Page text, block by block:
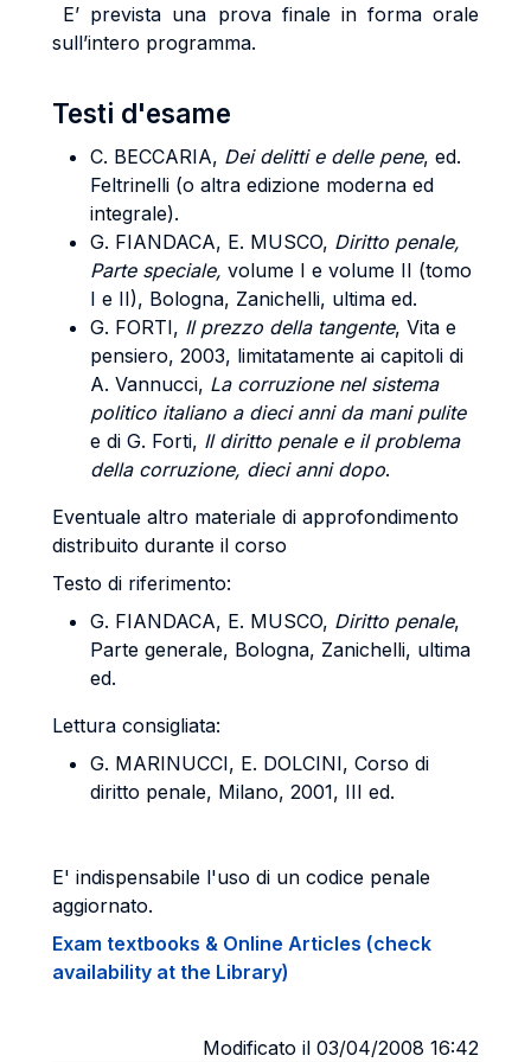
E’ prevista una prova finale in forma orale
sull’intero programma.
Testi d'esame
C. BECCARIA, Dei delitti e delle pene, ed.
Feltrinelli (o altra edizione moderna ed
integrale).
G. FIANDACA, E. MUSCO, Diritto penale,
Parte speciale, volume I e volume II (tomo
I e II), Bologna, Zanichelli, ultima ed.
G. FORTI, Il prezzo della tangente, Vita e
pensiero, 2003, limitatamente ai capitoli di
A. Vannucci, La corruzione nel sistema
politico italiano a dieci anni da mani pulite
e di G. Forti, Il diritto penale e il problema
della corruzione, dieci anni dopo.
Eventuale altro materiale di approfondimento
distribuito durante il corso
Testo di riferimento:
G. FIANDACA, E. MUSCO, Diritto penale,
Parte generale, Bologna, Zanichelli, ultima
ed.
Lettura consigliata:
G. MARINUCCI, E. DOLCINI, Corso di
diritto penale, Milano, 2001, III ed.
E' indispensabile l'uso di un codice penale
aggiornato.
Exam textbooks & Online Articles (check
availability at the Library)
Modificato il 03/04/2008 16:42